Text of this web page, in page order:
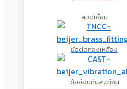
ลวดเชื่อม
ข้อต่อทองเหลือง
ข้ออ่อนกันสะเทือน